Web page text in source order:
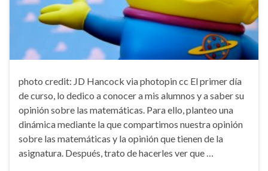
photo credit: JD Hancock via photopin cc El primer día
de curso, lo dedico a conocer a mis alumnos y a saber su
opinión sobre las matemáticas. Para ello, planteo una
dinámica mediante la que compartimos nuestra opinión
sobre las matemáticas y la opinión que tienen de la
asignatura. Después, trato de hacerles ver que …